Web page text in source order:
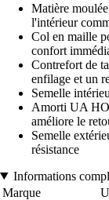
Matière
l'intérieur
Col en maille
confort
Contrefort de
enfilage et un
Semelle
Amorti UA
améliore le
Semelle
résistance
Informations
Marque